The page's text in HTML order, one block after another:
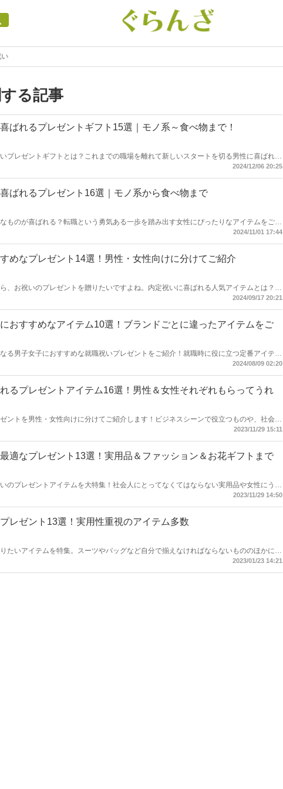
る記事
ばれるプレゼントギフト15選｜モノ系～食べ物まで！
プレゼントギフトとは？これまでの職場を離れて新しいスタートを切る男性に喜ばれる
定番ビジネスアイテムはもちろん、デキる男性にふさわしいスタイリッシュな文具やファ
2024/12/06 20:25
ばれるプレゼント16選｜モノ系から食べ物まで
ものが喜ばれる？転職という勇気ある一歩を踏み出す女性にぴったりなアイテムをご紹
番品からファッションアイテム、癒しグッズ、女性に人気の食べ物や飲み物のギフトも集
2024/11/01 17:44
めなプレゼント14選！男性・女性向けに分けてご紹介
、お祝いのプレゼントを贈りたいですよね。内定祝いに喜ばれる人気アイテムとは？今
や、働きはじめてから使える便利な商品をまとめてご紹介！男性向け・女性向けに分け
2024/09/17 20:21
おすすめなアイテム10選！ブランドごとに違ったアイテムをご
る男子女子におすすめな就職祝いプレゼントをご紹介！就職時に役に立つ定番アイテム
までもりだくさん。今回は各商品を、異なるブランドから集めてみました。それぞれのア
2024/08/09 02:20
るプレゼントアイテム16選！男性＆女性それぞれもらってうれ
ントを男性・女性向けに分けてご紹介します！ビジネスシーンで役立つものや、社会人
たお祝いムードいっぱいの商品など幅広く網羅しました。男性・女性それぞれ喜ばれる
2023/11/29 15:11
適なプレゼント13選！実用品＆ファッション＆お花ギフトまで
のプレゼントアイテムを大特集！社会人にとってなくてはならない実用品や女性にうれ
ど、その選択肢はさまざま。何を贈ろうか迷う前に、ぜひこの記事を読んでターゲットを
2023/11/29 14:50
レゼント13選！実用性重視のアイテム多数
たいアイテムを特集。スーツやバッグなど自分で揃えなければならないもののほかに、
することで応援のメッセージを伝えたいですよね。就活生にとって正念場である就活の
2023/01/23 14:21